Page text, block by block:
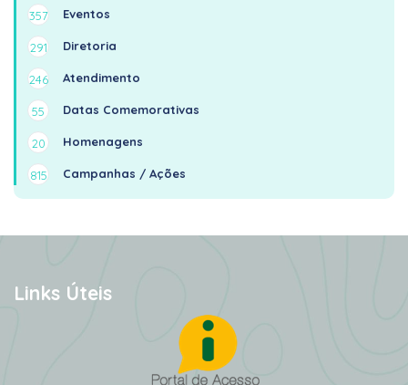
357 Eventos
291 Diretoria
246 Atendimento
55 Datas Comemorativas
20 Homenagens
815 Campanhas / Ações
Links Úteis